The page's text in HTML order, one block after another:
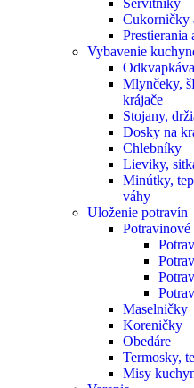
Servítniky
Cukorničky
Prestierania
Vybavenie
Mlynčeky,
krájače
Stojany,
Dosky na
Chlebníky
Lieviky,
Minútky,
váhy
Uloženie potravín
Potravinové
Maselničky
Koreničky
Obedáre
Termosky,
Misy